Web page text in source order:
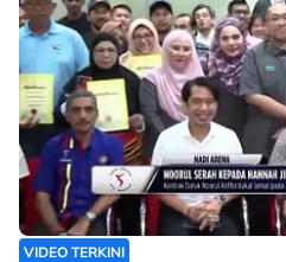
VIDEO TERKINI